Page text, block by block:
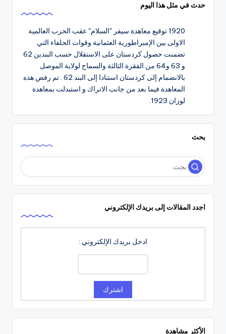
حدث في مثل هذا اليوم
1920 توقيع معاهدة سيفر "السلام" عقب الحرب العالمية
الاولى بين الإمبراطورية العثمانية وقوات الحلفاء التي
تضمنت حصول كردستان على الاستقلال حسب البندين 62
و 63 و64 من الفقرة الثالثة والسماح لولاية الموصل
بالانضمام إلى كردستان استنادا إلى البند 62 . تم رفض هذه
المعاهدة فيما بعد من جانب الاتراك و استبدلت بمعاهدة
لوزان 1923.
بحث
اجدد المقالات إلى بريدك الإلكتروني
ادخل بريدك الإلكتروني :
الأكثر مشاهدة